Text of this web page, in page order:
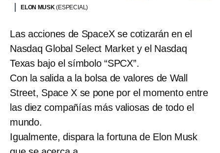
ELON MUSK(ESPECIAL)
Las acciones de SpaceX se cotizarán en el
Nasdaq Global Select Market y el Nasdaq
Texas bajo el símbolo “SPCX”.
Con la salida a la bolsa de valores de Wall
Street, Space X se pone por el momento entre
las diez compañías más valiosas de todo el
mundo.
Igualmente, dispara la fortuna de Elon Musk